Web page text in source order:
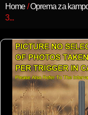
Home/Oprema za
3...